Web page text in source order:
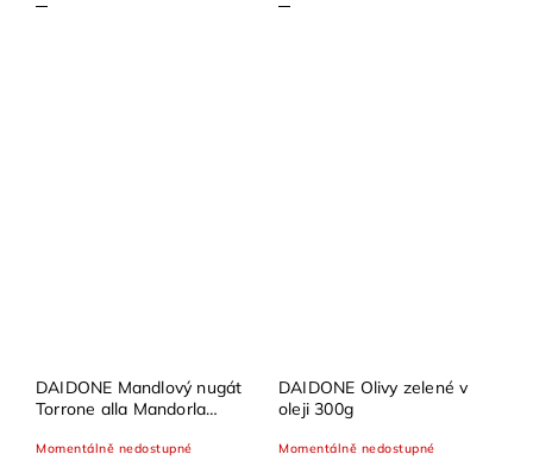
DAIDONE Mandlový nugát
Torrone alla Mandorla
Momentálně nedostupné
DAIDONE Olivy zelené v
oleji 300g
Momentálně nedostupné